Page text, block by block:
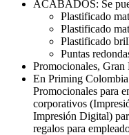
ACABADOS: Se
Plastificado
Plastificado
Plastificado
Puntas
Promocionales,
En Priming
Promocionales para
corporativos
Impresión Digital)
regalos para